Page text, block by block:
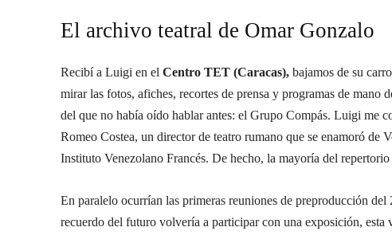
El archivo teatral de Omar Gonzalo
Recibí a Luigi en el Centro TET (Caracas), bajamos de su
mirar las fotos, afiches, recortes de prensa y programas de
del que no había oído hablar antes: el Grupo Compás. Luigi me
Romeo Costea, un director de teatro rumano que se enamoró
Instituto Venezolano Francés. De hecho, la mayoría del
En paralelo ocurrían las primeras reuniones de preproducción
recuerdo del futuro volvería a participar con una exposición,